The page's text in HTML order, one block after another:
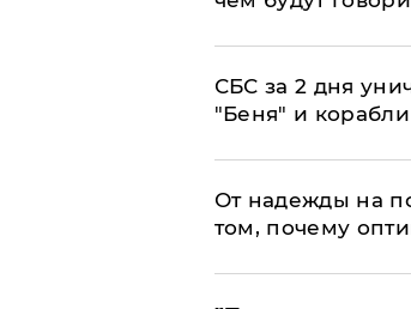
СБС за 2 дня
"Беня" и
От надежды на
том, почему